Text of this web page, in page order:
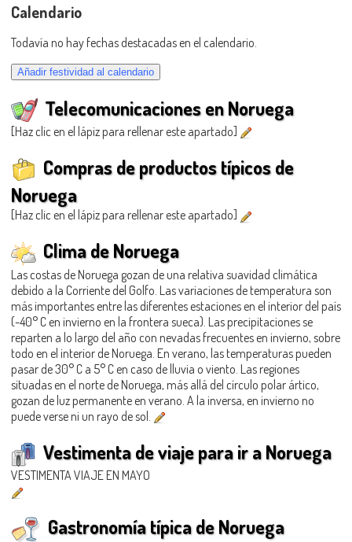
Calendario
Todavía no hay fechas destacadas en el calendario.
Telecomunicaciones en Noruega
[Haz clic en el lápiz para rellenar este apartado]
Compras de productos típicos de
Noruega
[Haz clic en el lápiz para rellenar este apartado]
Clima de Noruega
Las costas de Noruega gozan de una relativa suavidad climática
debido a la Corriente del Golfo. Las variaciones de temperatura son
más importantes entre las diferentes estaciones en el interior del país
(-40° C en invierno en la frontera sueca). Las precipitaciones se
reparten a lo largo del año con nevadas frecuentes en invierno, sobre
todo en el interior de Noruega. En verano, las temperaturas pueden
pasar de 30° C a 5° C en caso de lluvia o viento. Las regiones
situadas en el norte de Noruega, más allá del círculo polar ártico,
gozan de luz permanente en verano. A la inversa, en invierno no
puede verse ni un rayo de sol.
Vestimenta de viaje para ir a Noruega
VESTIMENTA VIAJE EN MAYO
Gastronomía típica de Noruega